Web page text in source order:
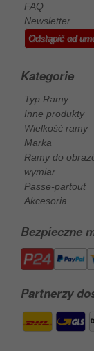
FAQ
Newsletter
Odstąpić od
Kategorie
Typ Ramy
Inne produkty
Wielkość ramy
Marka
Ramy do
wymiar
Passe-partout
Akcesoria
Bezpieczne
Partnerzy